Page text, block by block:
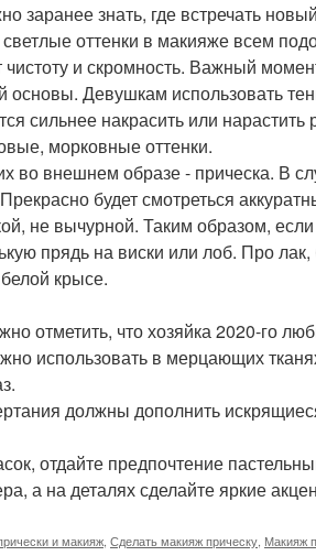
заранее знать, где встречать
оттенки в макияже всем
и скромность. Важный
Девушкам использовать
сильнее накрасить или
морковные оттенки.
внешнем образе - прическа. В
будет смотреться
не вычурной. Таким образом,
прядь на виски или лоб. Про лак,
крысе.
отметить, что хозяйка 2020-го
использовать в мерцающих
должны дополнить
отдайте предпочтение
а на деталях сделайте яркие
и макияж Сделать макияж прическу Макияж